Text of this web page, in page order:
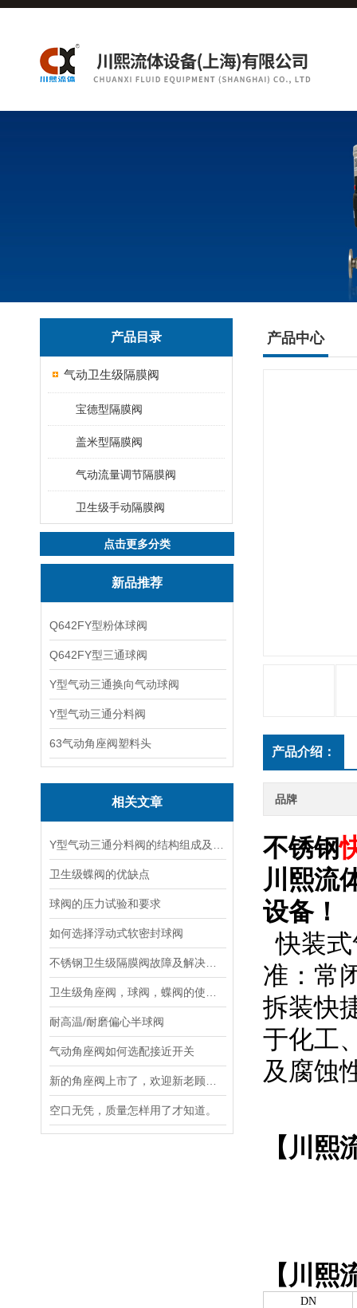
产品目录
气动卫生级隔膜阀
宝德型隔膜阀
盖米型隔膜阀
气动流量调节隔膜阀
卫生级手动隔膜阀
点击更多分类
新品推荐
Q642FY型粉体球阀
Q642FY型三通球阀
Y型气动三通换向气动球阀
Y型气动三通分料阀
63气动角座阀塑料头
相关文章
卫生级蝶阀的优缺点
球阀的压力试验和要求
如何选择浮动式软密封球阀
耐高温/耐磨偏心半球阀
气动角座阀如何选配接近开关
空口无凭，质量怎样用了才知道。
产品中心
产品介绍：
品牌
不锈钢
川熙流
设备！
快装
准：常
拆装快
于化工
及腐蚀
【川熙
【川熙
DN